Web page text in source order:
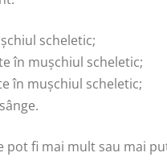
scheletic;
în mușchiul scheletic;
în mușchiul scheletic;
fi mai mult sau mai